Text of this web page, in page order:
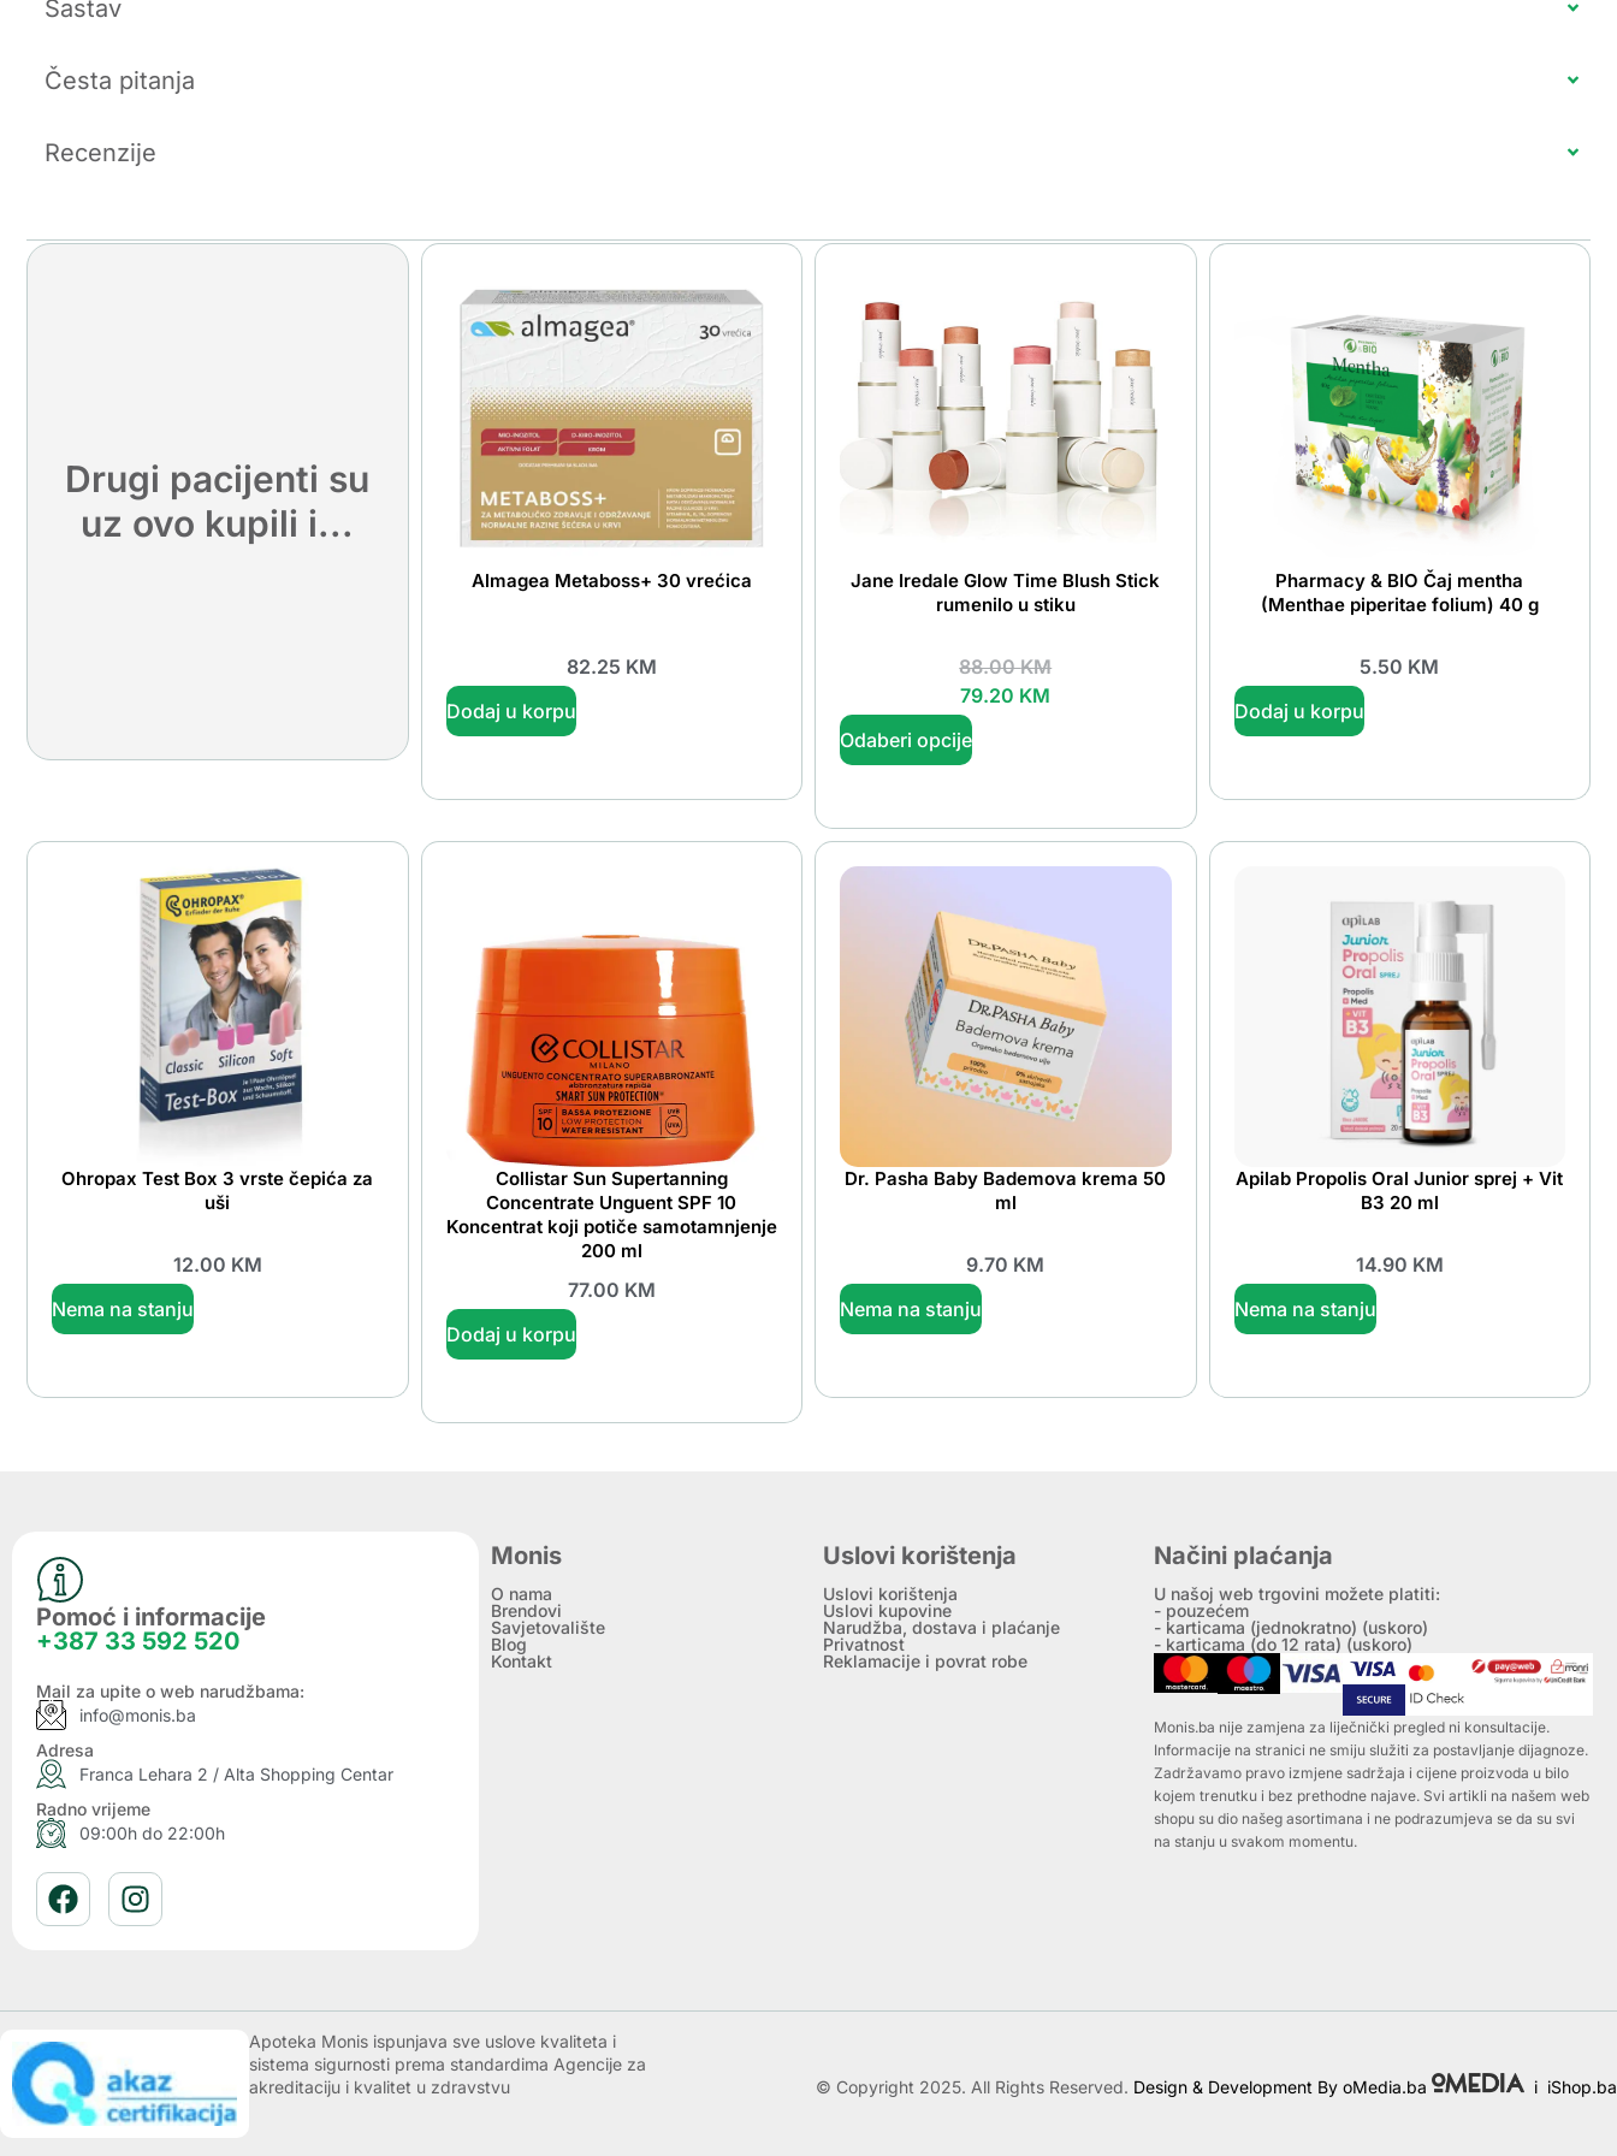
Sastav
Česta pitanja
Recenzije
Drugi pacijenti su
uz ovo kupili i...
Almagea Metaboss+ 30 vrećica
82.25 KM
Dodaj u korpu
Jane Iredale Glow Time Blush Stick
rumenilo u stiku
88.00KM
79.20 KM
Odaberi opcije
Pharmacy & BIO Čaj mentha
(Menthae piperitae folium) 40 g
5.50 KM
Dodaj u korpu
Ohropax Test Box 3 vrste čepića za
uši
12.00 KM
Nema na stanju
Collistar Sun Supertanning
Concentrate Unguent SPF 10
Koncentrat koji potiče samotamnjenje
200 ml
77.00 KM
Dodaj u korpu
Dr. Pasha Baby Bademova krema 50
ml
9.70 KM
Nema na stanju
Apilab Propolis Oral Junior sprej + Vit
B3 20 ml
14.90 KM
Nema na stanju
Pomoć i informacije
+387 33 592 520
Mail za upite o web narudžbama:
info@monis.ba
Adresa
Franca Lehara 2 / Alta Shopping Centar
Radno vrijeme
09:00h do 22:00h
Monis
O nama
Brendovi
Savjetovalište
Blog
Kontakt
Uslovi korištenja
Uslovi korištenja
Uslovi kupovine
Narudžba, dostava i plaćanje
Privatnost
Reklamacije i povrat robe
Načini plaćanja
U našoj web trgovini možete platiti:
- pouzećem
- karticama (jednokratno) (uskoro)
- karticama (do 12 rata) (uskoro)
Monis.ba nije zamjena za liječnički pregled ni konsultacije.
Informacije na stranici ne smiju služiti za postavljanje dijagnoze.
Zadržavamo pravo izmjene sadržaja i cijene proizvoda u bilo
kojem trenutku i bez prethodne najave. Svi artikli na našem web
shopu su dio našeg asortimana i ne podrazumjeva se da su svi
na stanju u svakom momentu.
Apoteka Monis ispunjava sve uslove kvaliteta i
sistema sigurnosti prema standardima Agencije za
akreditaciju i kvalitet u zdravstvu
© Copyright 2025. All Rights Reserved. Design & Development By oMedia.ba i iShop.ba